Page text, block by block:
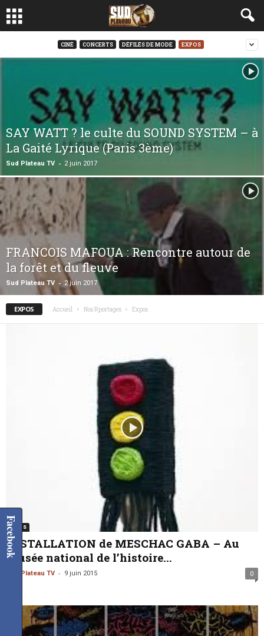
CINÉ CONCERTS DÉFILÉS DE MODE EXPOS
SAY WATT ? le culte du SOUND SYSTEM – à
La Gaité Lyrique (Paris 3ème)
Sud Plateau TV - 2 juin 2017
FRANCOIS MAFOUA : Rencontre autour de
la forêt et du fleuve
Sud Plateau TV - 2 juin 2017
EXPOS Accueil Nos Rportages Expos
Expos
INSTALLATION de MESCHAC GABA – Au
Musée national de l’histoire...
Sud Plateau TV - 9 juin 2015 0
Facebook